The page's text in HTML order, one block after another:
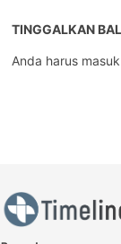
TINGGALKAN
Anda harus masuk